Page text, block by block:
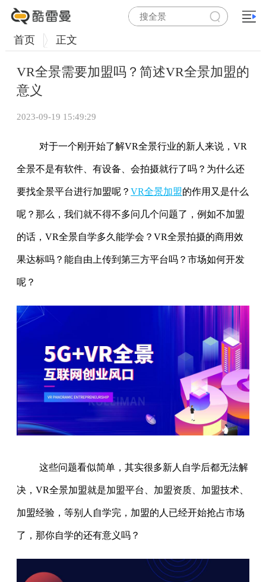
首页 正文
VR全景需要加盟吗？简述VR全景加盟的
意义
2023-09-19 15:49:29
对于一个刚开始了解VR全景行业的新人来说，VR
全景不是有软件、有设备、会拍摄就行了吗？为什么还
要找全景平台进行加盟呢？ VR全景加盟的作用又是什么
呢？那么，我们就不得不多问几个问题了，例如不加盟
的话，VR全景自学多久能学会？VR全景拍摄的商用效
果达标吗？能自由上传到第三方平台吗？市场如何开发
呢？
这些问题看似简单，其实很多新人自学后都无法解
决，VR全景加盟就是加盟平台、加盟资质、加盟技术、
加盟经验，等别人自学完，加盟的人已经开始抢占市场
了，那你自学的还有意义吗？